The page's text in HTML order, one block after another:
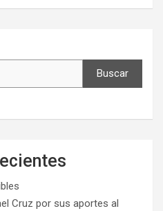
Buscar
Cruz por sus aportes al